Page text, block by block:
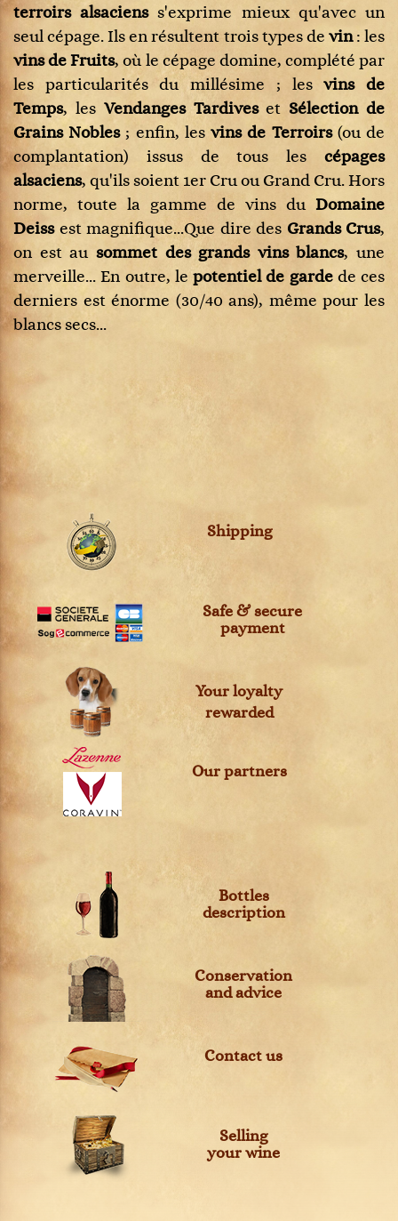
terroirs alsacienss'exprime mieux qu'avec un
seul cépage. Ils en résultent trois types de vin: les
vins de Fruits, où le cépage domine, complété par
les particularités du millésime ; lesvins de
Temps, les Vendanges Tardiveset Sélection de
Grains Nobles; enfin, lesvins de Terroirs(ou de
complantation) issus de tous les cépages
alsaciens, qu'ils soient 1er Cru ou Grand Cru. Hors
norme, toute la gamme de vins du Domaine
Deissest magnifique...Que dire des Grands Crus,
on est au sommet des grands vins blancs, une
merveille... En outre, le potentiel de gardede ces
derniers est énorme (30/40 ans), même pour les
blancs secs...
Shipping
Safe & secure
payment
Your loyalty
rewarded
Our partners
Bottles
description
Conservation
and advice
Contact us
Selling
your wine